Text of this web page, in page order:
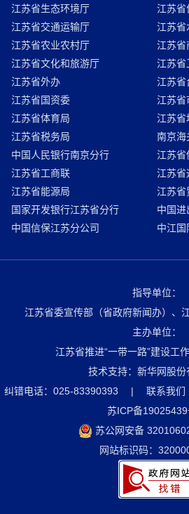
江苏省生态环境厅
江苏省
江苏省交通运输厅
江苏省
江苏省农业农村厅
江苏省
江苏省文化和旅游厅
江苏省
江苏省外办
江苏省
江苏省国资委
江苏省
江苏省体育局
江苏省
江苏省税务局
南京海
中国人民银行南京分行
江苏省
江苏省工商联
江苏省
江苏省能源局
江苏省
国家开发银行江苏省分行
中国
中国信保江苏分公司
中江国
指导单位：
江苏省委宣传部（省政府新闻办）、
主办单位：
江苏省推进“一带一路”建设工
技术支持：新华网股份
纠错电话：025-83390393
| 联系我们
苏ICP备
苏公网安备
网站标识码：